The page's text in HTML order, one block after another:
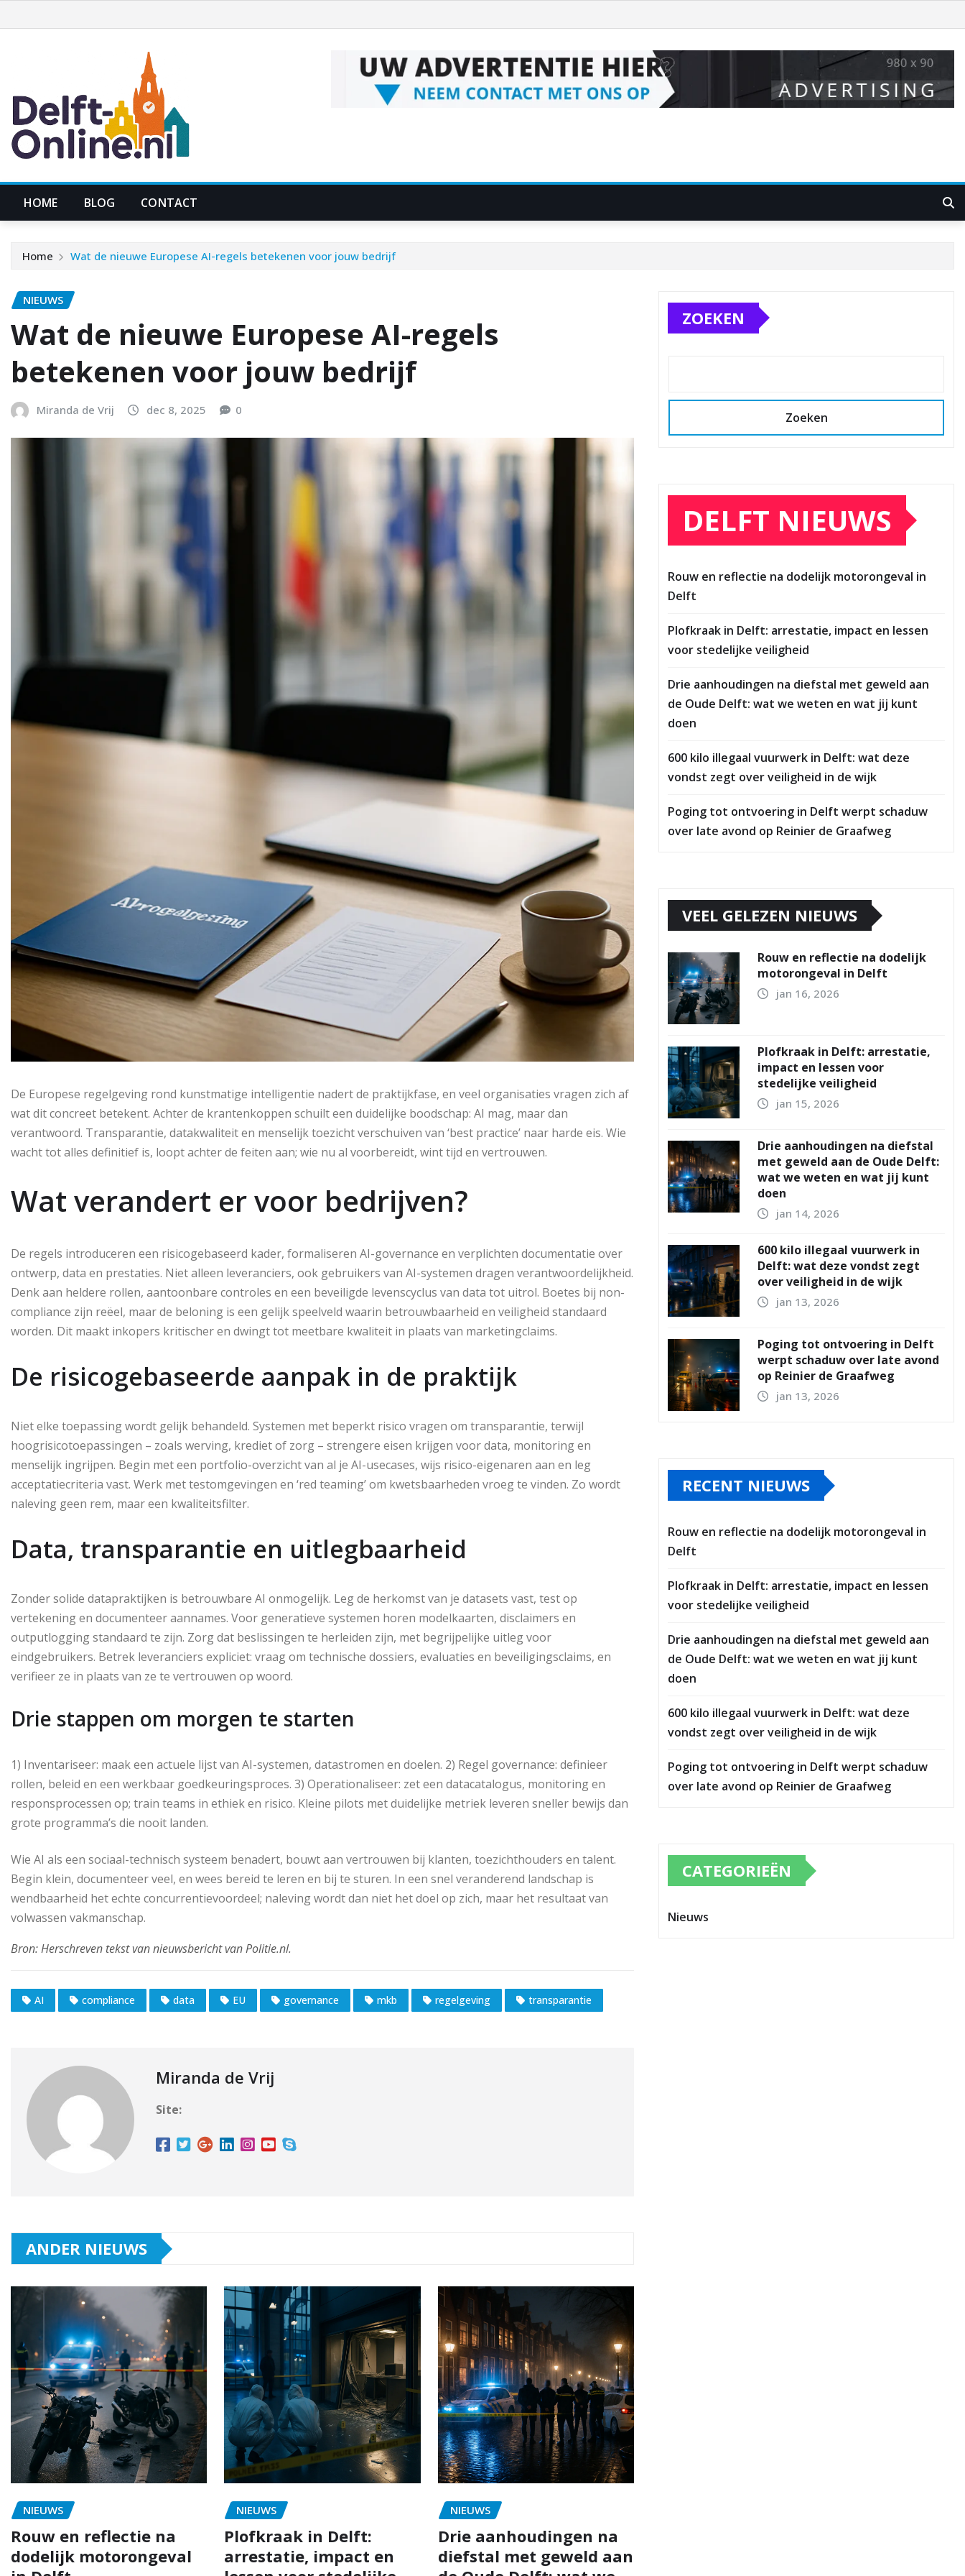
naar
HOME BLOG CONTACT
Home Wat de nieuwe Europese AI-regels betekenen voor jouw bedrijf
NIEUWS
Wat de nieuwe Europese AI-regels
betekenen voor jouw bedrijf
Miranda de Vrij dec 8, 2025 0
De Europese regelgeving rond kunstmatige intelligentie nadert de praktijkfase, en veel organisaties vragen zich af
wat dit concreet betekent. Achter de krantenkoppen schuilt een duidelijke boodschap: AI mag, maar dan
verantwoord. Transparantie, datakwaliteit en menselijk toezicht verschuiven van ‘best practice’ naar harde eis. Wie
wacht tot alles definitief is, loopt achter de feiten aan; wie nu al voorbereidt, wint tijd en vertrouwen.
Wat verandert er voor bedrijven?
De regels introduceren een risicogebaseerd kader, formaliseren AI-governance en verplichten documentatie over
ontwerp, data en prestaties. Niet alleen leveranciers, ook gebruikers van AI-systemen dragen verantwoordelijkheid.
Denk aan heldere rollen, aantoonbare controles en een beveiligde levenscyclus van data tot uitrol. Boetes bij non-
compliance zijn reëel, maar de beloning is een gelijk speelveld waarin betrouwbaarheid en veiligheid standaard
worden. Dit maakt inkopers kritischer en dwingt tot meetbare kwaliteit in plaats van marketingclaims.
De risicogebaseerde aanpak in de praktijk
Niet elke toepassing wordt gelijk behandeld. Systemen met beperkt risico vragen om transparantie, terwijl
hoogrisicotoepassingen – zoals werving, krediet of zorg – strengere eisen krijgen voor data, monitoring en
menselijk ingrijpen. Begin met een portfolio-overzicht van al je AI-usecases, wijs risico-eigenaren aan en leg
acceptatiecriteria vast. Werk met testomgevingen en ‘red teaming’ om kwetsbaarheden vroeg te vinden. Zo wordt
naleving geen rem, maar een kwaliteitsfilter.
Data, transparantie en uitlegbaarheid
Zonder solide datapraktijken is betrouwbare AI onmogelijk. Leg de herkomst van je datasets vast, test op
vertekening en documenteer aannames. Voor generatieve systemen horen modelkaarten, disclaimers en
outputlogging standaard te zijn. Zorg dat beslissingen te herleiden zijn, met begrijpelijke uitleg voor
eindgebruikers. Betrek leveranciers expliciet: vraag om technische dossiers, evaluaties en beveiligingsclaims, en
verifieer ze in plaats van ze te vertrouwen op woord.
Drie stappen om morgen te starten
1) Inventariseer: maak een actuele lijst van AI-systemen, datastromen en doelen. 2) Regel governance: definieer
rollen, beleid en een werkbaar goedkeuringsproces. 3) Operationaliseer: zet een datacatalogus, monitoring en
responsprocessen op; train teams in ethiek en risico. Kleine pilots met duidelijke metriek leveren sneller bewijs dan
grote programma’s die nooit landen.
Wie AI als een sociaal-technisch systeem benadert, bouwt aan vertrouwen bij klanten, toezichthouders en talent.
Begin klein, documenteer veel, en wees bereid te leren en bij te sturen. In een snel veranderend landschap is
wendbaarheid het echte concurrentievoordeel; naleving wordt dan niet het doel op zich, maar het resultaat van
volwassen vakmanschap.
AI compliance data EU governance mkb regelgeving transparantie
Miranda de Vrij
Site:
ANDER NIEUWS
NIEUWS
Rouw en reflectie na
dodelijk motorongeval
NIEUWS
Plofkraak in Delft:
arrestatie, impact en
NIEUWS
Drie aanhoudingen na
diefstal met geweld aan
ZOEKEN
Zoeken
DELFT NIEUWS
Rouw en reflectie na dodelijk motorongeval in
Delft
Plofkraak in Delft: arrestatie, impact en lessen
voor stedelijke veiligheid
Drie aanhoudingen na diefstal met geweld aan
de Oude Delft: wat we weten en wat jij kunt
doen
600 kilo illegaal vuurwerk in Delft: wat deze
vondst zegt over veiligheid in de wijk
Poging tot ontvoering in Delft werpt schaduw
over late avond op Reinier de Graafweg
VEEL GELEZEN NIEUWS
Rouw en reflectie na dodelijk
motorongeval in Delft
jan 16, 2026
Plofkraak in Delft: arrestatie,
impact en lessen voor
stedelijke veiligheid
jan 15, 2026
Drie aanhoudingen na diefstal
met geweld aan de Oude Delft:
wat we weten en wat jij kunt
doen
jan 14, 2026
600 kilo illegaal vuurwerk in
Delft: wat deze vondst zegt
over veiligheid in de wijk
jan 13, 2026
Poging tot ontvoering in Delft
werpt schaduw over late avond
op Reinier de Graafweg
jan 13, 2026
RECENT NIEUWS
Rouw en reflectie na dodelijk motorongeval in
Delft
Plofkraak in Delft: arrestatie, impact en lessen
voor stedelijke veiligheid
Drie aanhoudingen na diefstal met geweld aan
de Oude Delft: wat we weten en wat jij kunt
doen
600 kilo illegaal vuurwerk in Delft: wat deze
vondst zegt over veiligheid in de wijk
Poging tot ontvoering in Delft werpt schaduw
over late avond op Reinier de Graafweg
CATEGORIEËN
Nieuws